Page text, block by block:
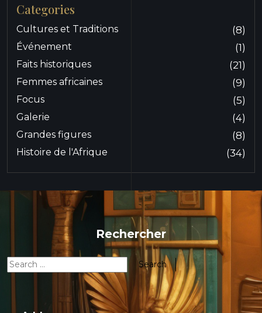
Categories
Cultures et Traditions (8)
Événement (1)
Faits historiques (21)
Femmes africaines (9)
Focus (5)
Galerie (4)
Grandes figures (8)
Histoire de l'Afrique (34)
Rechercher